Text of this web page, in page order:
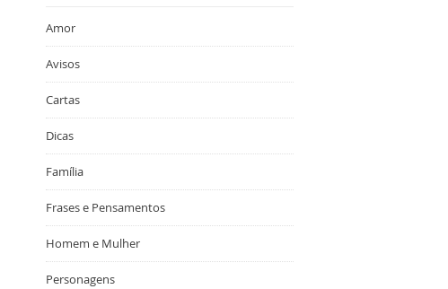
Amor
Avisos
Cartas
Dicas
Família
Frases e Pensamentos
Homem e Mulher
Personagens